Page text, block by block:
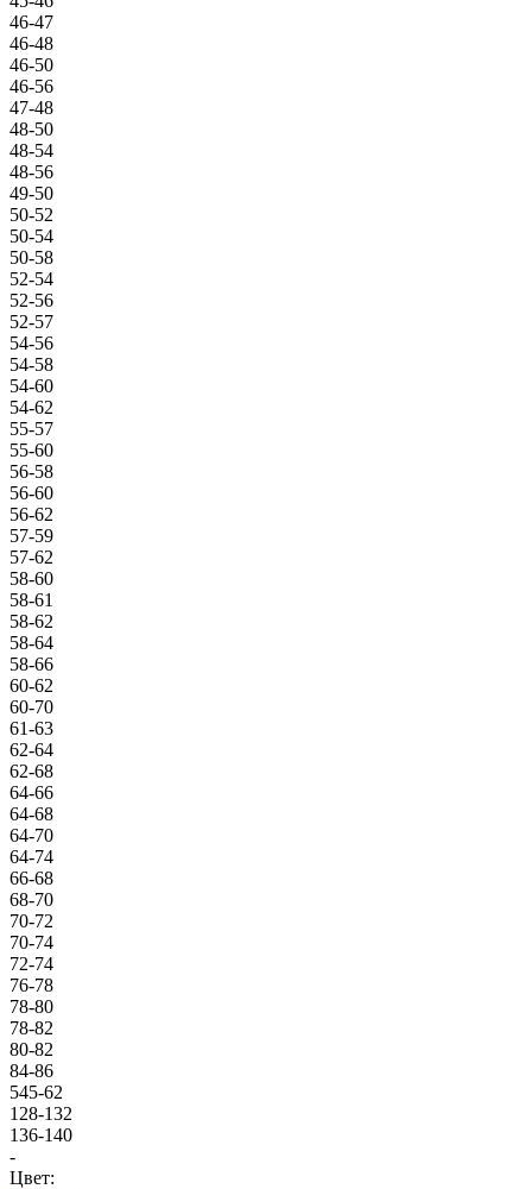
46-47
46-48
46-50
46-56
47-48
48-50
48-54
48-56
49-50
50-52
50-54
50-58
52-54
52-56
52-57
54-56
54-58
54-60
54-62
55-57
55-60
56-58
56-60
56-62
57-59
57-62
58-60
58-61
58-62
58-64
58-66
60-62
60-70
61-63
62-64
62-68
64-66
64-68
64-70
64-74
66-68
68-70
70-72
70-74
72-74
76-78
78-80
78-82
80-82
84-86
545-62
128-132
136-140
-
Цвет: